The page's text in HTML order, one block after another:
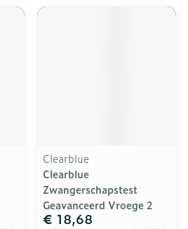
Clearblue
Clearblue
Zwangerschapstest
Geavanceerd Vroege 2
€ 18,68